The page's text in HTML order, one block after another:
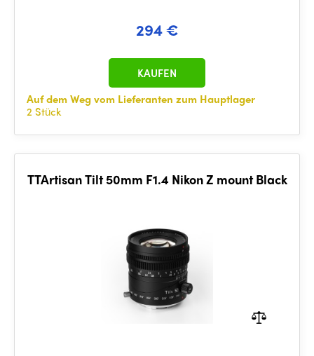
294 €
Auf dem Weg vom Lieferanten zum Hauptlager
2 Stück
KAUFEN
TTArtisan Tilt 50mm F1.4 Nikon Z mount Black